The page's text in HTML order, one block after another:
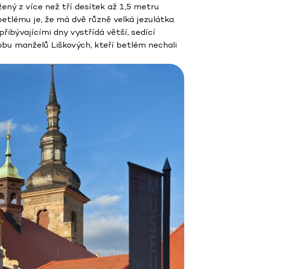
z více než tří desítek až 1,5 metru
je, že má dvě různě velká jezulátka.
dny vystřídá větší, sedící
manželů Liškových, kteří betlém nechali